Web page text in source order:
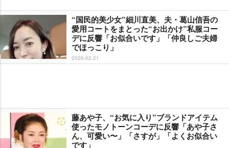
“国民的美少女”細川直美、夫・葛山信吾の
愛用コートをまとった“お出かけ”私服コー
デに反響「お似合いです」「仲良しご夫婦
でほっこり」
2026-02-21
藤あや子、“お気に入り”ブランドアイテム
使ったモノトーンコーデに反響「あや子さ
ん、可愛い〜」「さすが」「よくお似合い
です」